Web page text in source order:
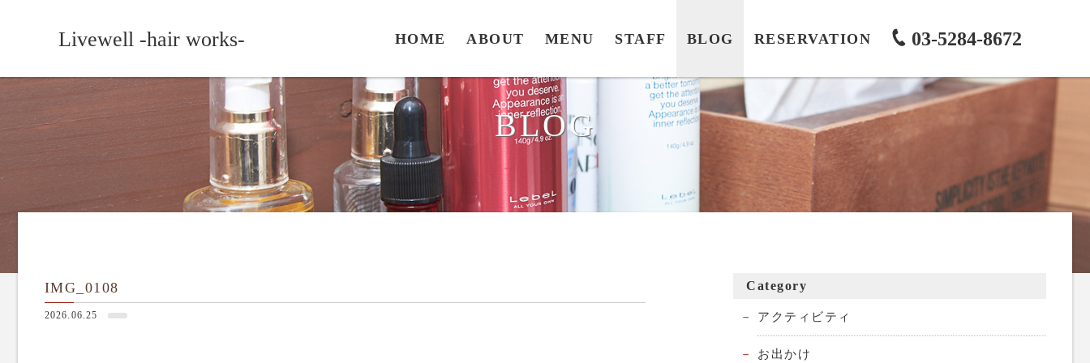
Livewell -hair works- HOME ABOUT MENU STAFF BLOG RESERVATION 03-5284-8672
BLOG
IMG_0108
2026.06.25
Category
アクティビティ
お出かけ